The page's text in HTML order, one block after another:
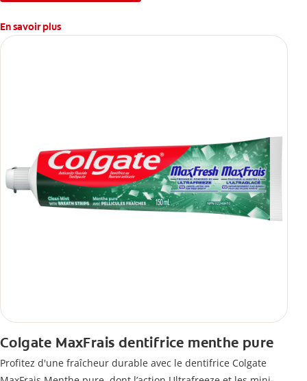
En savoir plus
Colgate MaxFrais dentifrice menthe pure
Profitez d'une fraîcheur durable avec le dentifrice Colgate